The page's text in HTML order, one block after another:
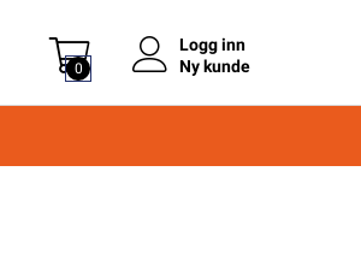
0
Logg inn
Ny kunde